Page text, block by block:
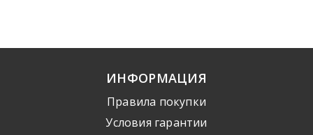
ИНФОРМАЦИЯ
Правила покупки
Условия гарантии